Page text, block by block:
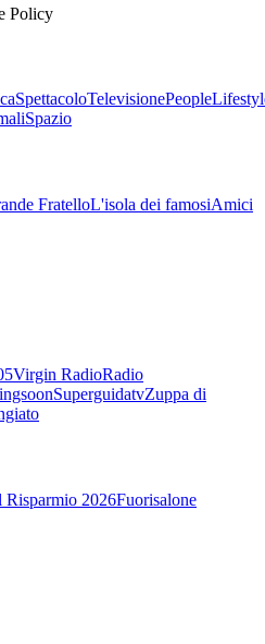
Policy
SpettacoloTelevisionePeople
Spazio
FratelloL'isola dei famosiAmici
Virgin RadioRadio
SuperguidatvZuppa di
Risparmio 2026Fuorisalone